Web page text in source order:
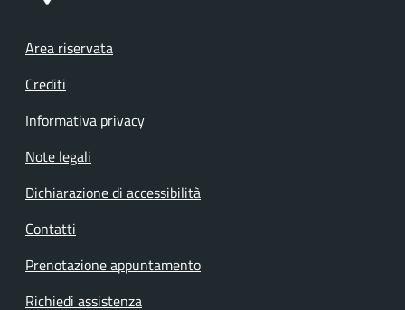
Footer menu
Area riservata
Crediti
Informativa privacy
Note legali
Dichiarazione di accessibilità
Contatti
Prenotazione appuntamento
Richiedi assistenza